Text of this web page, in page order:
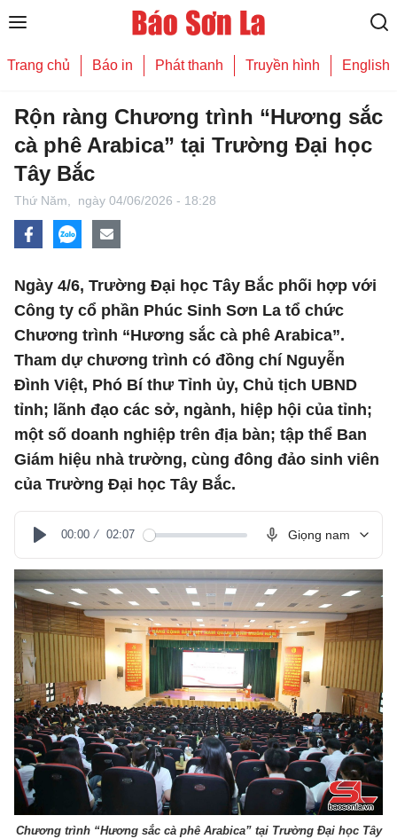
Trang chủ Báo in Phát thanh Truyền hình English
Rộn ràng Chương trình “Hương sắc
cà phê Arabica” tại Trường Đại học
Tây Bắc
Thứ Năm, ngày 04/06/2026 - 18:28
Ngày 4/6, Trường Đại học Tây Bắc phối hợp với
Công ty cổ phần Phúc Sinh Sơn La tổ chức
Chương trình “Hương sắc cà phê Arabica”.
Tham dự chương trình có đồng chí Nguyễn
Đình Việt, Phó Bí thư Tỉnh ủy, Chủ tịch UBND
tỉnh; lãnh đạo các sở, ngành, hiệp hội của tỉnh;
một số doanh nghiệp trên địa bàn; tập thể Ban
Giám hiệu nhà trường, cùng đông đảo sinh viên
của Trường Đại học Tây Bắc.
Play
00:00 02:07 Giọng nam
Chương trình “Hương sắc cà phê Arabica” tại Trường Đại học Tây